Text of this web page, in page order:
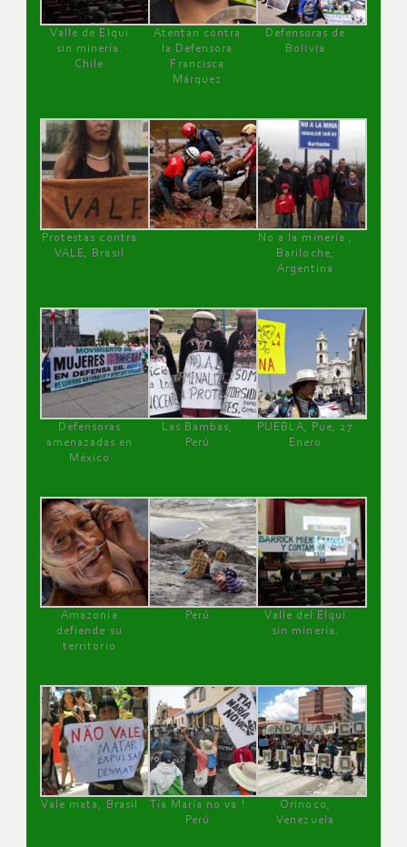
Valle de Elqui
sin minería.
Chile
Atentan contra
la Defensora
Francisca
Márquez
Defensoras de
Bolivia
Protestas contra
VALE, Brasil
No a la minería ,
Bariloche,
Argentina
Defensoras
amenazadas en
México
Las Bambas,
Perú
PUEBLA, Pue, 27
Enero
Amazonía
defiende su
territorio
Perú
Valle del Elqui
sin minería.
Vale mata, Brasil
Tía María no va !
Perú
Orinoco,
Venezuela